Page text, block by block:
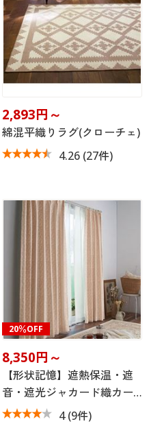
2,893円～
綿混平織りラグ(クローチェ)
4.26(27件)
20％OFF
8,350円～
【形状記憶】遮熱保温・遮
音・遮光ジャカード織カー…
4(9件)